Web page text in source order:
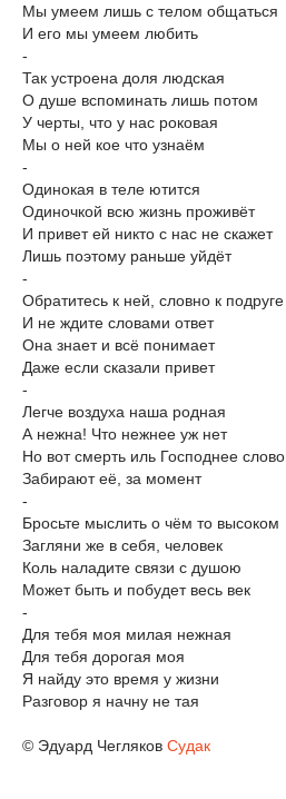
Мы умеем лишь с телом общаться
И его мы умеем любить
-
Так устроена доля людская
О душе вспоминать лишь потом
У черты, что у нас роковая
Мы о ней кое что узнаём
-
Одинокая в теле ютится
Одиночкой всю жизнь проживёт
И привет ей никто с нас не скажет
Лишь поэтому раньше уйдёт
-
Обратитесь к ней, словно к подруге
И не ждите словами ответ
Она знает и всё понимает
Даже если сказали привет
-
Легче воздуха наша родная
А нежна! Что нежнее уж нет
Но вот смерть иль Господнее слово
Забирают её, за момент
-
Бросьте мыслить о чём то высоком
Загляни же в себя, человек
Коль наладите связи с душою
Может быть и побудет весь век
-
Для тебя моя милая нежная
Для тебя дорогая моя
Я найду это время у жизни
Разговор я начну не тая
© Эдуард Чегляков Судак